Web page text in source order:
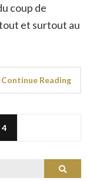
coup de
et surtout au
Continue Reading
4
Search